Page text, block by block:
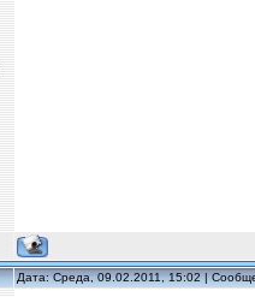
Дата: Среда, 09.02.2011, 15:02 |